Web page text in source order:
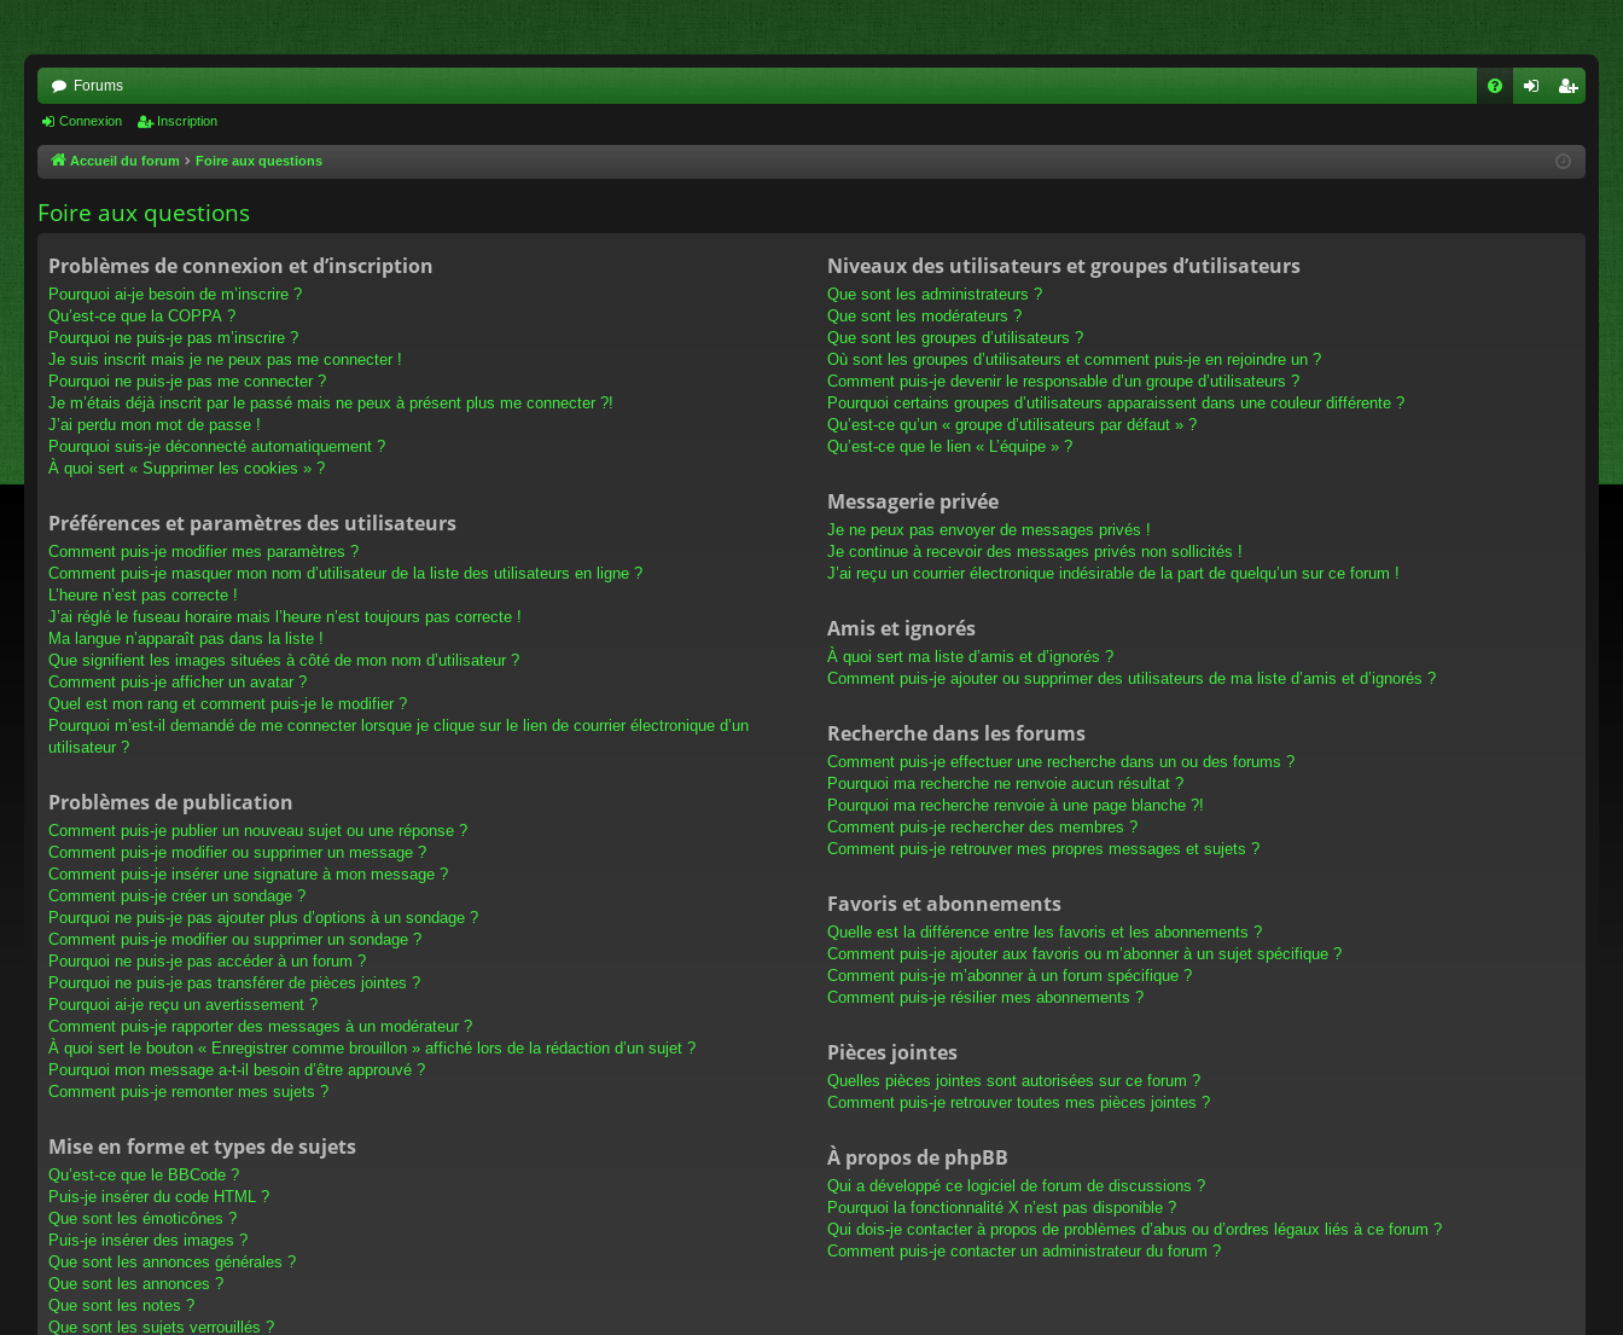
Forums
cri
Connexion Inscription
Accueil du forum Foire aux questions
Foire aux questions
Problèmes de connexion et d’inscription
Pourquoi ai-je besoin de m’inscrire ?
Qu’est-ce que la COPPA ?
Pourquoi ne puis-je pas m’inscrire ?
Je suis inscrit mais je ne peux pas me connecter !
Pourquoi ne puis-je pas me connecter ?
Je m’étais déjà inscrit par le passé mais ne peux à présent plus me connecter ?!
J’ai perdu mon mot de passe !
Pourquoi suis-je déconnecté automatiquement ?
À quoi sert « Supprimer les cookies » ?
Préférences et paramètres des utilisateurs
Comment puis-je modifier mes paramètres ?
Comment puis-je masquer mon nom d’utilisateur de la liste des utilisateurs en ligne ?
L’heure n’est pas correcte !
J’ai réglé le fuseau horaire mais l’heure n’est toujours pas correcte !
Ma langue n’apparaît pas dans la liste !
Que signifient les images situées à côté de mon nom d’utilisateur ?
Comment puis-je afficher un avatar ?
Quel est mon rang et comment puis-je le modifier ?
Pourquoi m’est-il demandé de me connecter lorsque je clique sur le lien de courrier électronique d’un
utilisateur ?
Problèmes de publication
Comment puis-je publier un nouveau sujet ou une réponse ?
Comment puis-je modifier ou supprimer un message ?
Comment puis-je insérer une signature à mon message ?
Comment puis-je créer un sondage ?
Pourquoi ne puis-je pas ajouter plus d’options à un sondage ?
Comment puis-je modifier ou supprimer un sondage ?
Pourquoi ne puis-je pas accéder à un forum ?
Pourquoi ne puis-je pas transférer de pièces jointes ?
Pourquoi ai-je reçu un avertissement ?
Comment puis-je rapporter des messages à un modérateur ?
À quoi sert le bouton « Enregistrer comme brouillon » affiché lors de la rédaction d’un sujet ?
Pourquoi mon message a-t-il besoin d’être approuvé ?
Comment puis-je remonter mes sujets ?
Mise en forme et types de sujets
Qu’est-ce que le BBCode ?
Puis-je insérer du code HTML ?
Que sont les émoticônes ?
Puis-je insérer des images ?
Que sont les annonces générales ?
Que sont les annonces ?
Que sont les notes ?
Que sont les sujets verrouillés ?
Niveaux des utilisateurs et groupes d’utilisateurs
Que sont les administrateurs ?
Que sont les modérateurs ?
Que sont les groupes d’utilisateurs ?
Où sont les groupes d’utilisateurs et comment puis-je en rejoindre un ?
Comment puis-je devenir le responsable d’un groupe d’utilisateurs ?
Pourquoi certains groupes d’utilisateurs apparaissent dans une couleur différente ?
Qu’est-ce qu’un « groupe d’utilisateurs par défaut » ?
Qu’est-ce que le lien « L’équipe » ?
Messagerie privée
Je ne peux pas envoyer de messages privés !
Je continue à recevoir des messages privés non sollicités !
J’ai reçu un courrier électronique indésirable de la part de quelqu’un sur ce forum !
Amis et ignorés
À quoi sert ma liste d’amis et d’ignorés ?
Comment puis-je ajouter ou supprimer des utilisateurs de ma liste d’amis et d’ignorés ?
Recherche dans les forums
Comment puis-je effectuer une recherche dans un ou des forums ?
Pourquoi ma recherche ne renvoie aucun résultat ?
Pourquoi ma recherche renvoie à une page blanche ?!
Comment puis-je rechercher des membres ?
Comment puis-je retrouver mes propres messages et sujets ?
Favoris et abonnements
Quelle est la différence entre les favoris et les abonnements ?
Comment puis-je ajouter aux favoris ou m’abonner à un sujet spécifique ?
Comment puis-je m’abonner à un forum spécifique ?
Comment puis-je résilier mes abonnements ?
Pièces jointes
Quelles pièces jointes sont autorisées sur ce forum ?
Comment puis-je retrouver toutes mes pièces jointes ?
À propos de phpBB
Qui a développé ce logiciel de forum de discussions ?
Pourquoi la fonctionnalité X n’est pas disponible ?
Qui dois-je contacter à propos de problèmes d’abus ou d’ordres légaux liés à ce forum ?
Comment puis-je contacter un administrateur du forum ?